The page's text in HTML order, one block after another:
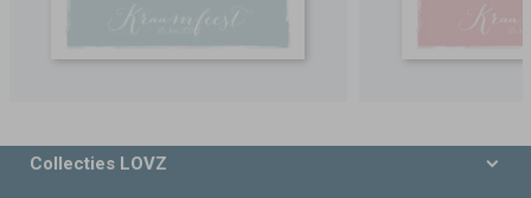
Collecties LOVZ